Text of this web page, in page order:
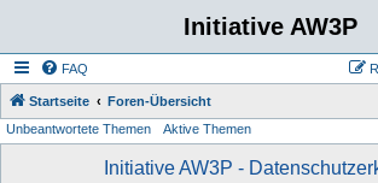
Initiative AW3P
FAQ
Startseite Foren-Übersicht
Unbeantwortete Themen Aktive Themen
Initiative AW3P -